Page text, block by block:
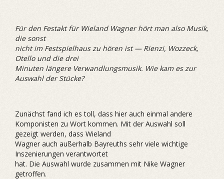
Für den Festakt für Wieland Wagner hört man also Musik,
die sonst
nicht im Festspielhaus zu hören ist — Rienzi, Wozzeck,
Otello und die drei
Minuten längere Verwandlungsmusik. Wie kam es zur
Auswahl der Stücke?
Zunächst fand ich es toll, dass hier auch einmal andere
Komponisten zu Wort kommen. Mit der Auswahl soll
gezeigt werden, dass Wieland
Wagner auch außerhalb Bayreuths sehr viele wichtige
Inszenierungen verantwortet
hat. Die Auswahl wurde zusammen mit Nike Wagner
getroffen.